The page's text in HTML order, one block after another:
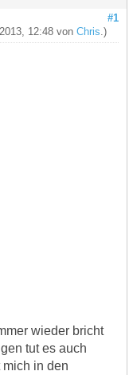
#1
12:48 vonChris .)
wieder bricht
tut es auch
in den